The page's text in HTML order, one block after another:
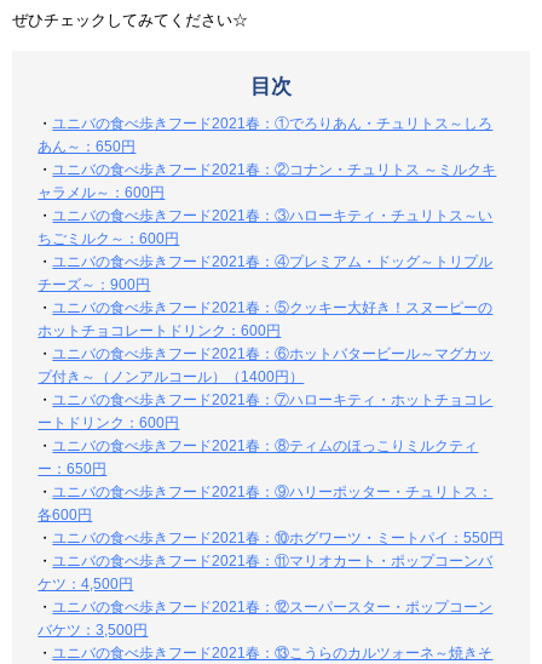
ぜひチェックしてみてください☆
目次
・ユニバの食べ歩きフード2021春：①でろりあん・チュリトス～しろ
あん～：650円
・ユニバの食べ歩きフード2021春：②コナン・チュリトス ～ミルクキ
ャラメル～：600円
・ユニバの食べ歩きフード2021春：③ハローキティ・チュリトス～い
ちごミルク～：600円
・ユニバの食べ歩きフード2021春：④プレミアム・ドッグ～トリプル
チーズ～：900円
・ユニバの食べ歩きフード2021春：⑤クッキー大好き！スヌーピーの
ホットチョコレートドリンク：600円
・ユニバの食べ歩きフード2021春：⑥ホットバタービール～マグカッ
プ付き～（ノンアルコール）（1400円）
・ユニバの食べ歩きフード2021春：⑦ハローキティ・ホットチョコレ
ートドリンク：600円
・ユニバの食べ歩きフード2021春：⑧ティムのほっこりミルクティ
ー：650円
・ユニバの食べ歩きフード2021春：⑨ハリーポッター・チュリトス：
各600円
・ユニバの食べ歩きフード2021春：⑩ホグワーツ・ミートパイ：550円
・ユニバの食べ歩きフード2021春：⑪マリオカート・ポップコーンバ
ケツ：4,500円
・ユニバの食べ歩きフード2021春：⑫スーパースター・ポップコーン
バケツ：3,500円
・ユニバの食べ歩きフード2021春：⑬こうらのカルツォーネ～焼きそ